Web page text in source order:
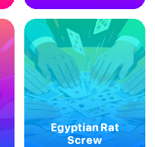
Egyptian Rat
Screw